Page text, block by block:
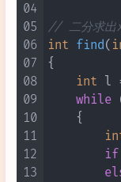
04
05
06
07
08
09
10
11
12
13
// 二分求出x
int find(
{
int l
while
    {
if